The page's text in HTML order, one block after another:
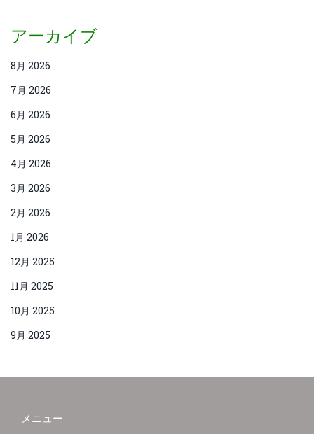
アーカイブ
8月 2026
7月 2026
6月 2026
5月 2026
4月 2026
3月 2026
2月 2026
1月 2026
12月 2025
11月 2025
10月 2025
9月 2025
メニュー